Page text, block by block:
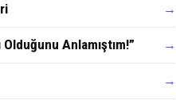
→
Anlamıştım!” →
→